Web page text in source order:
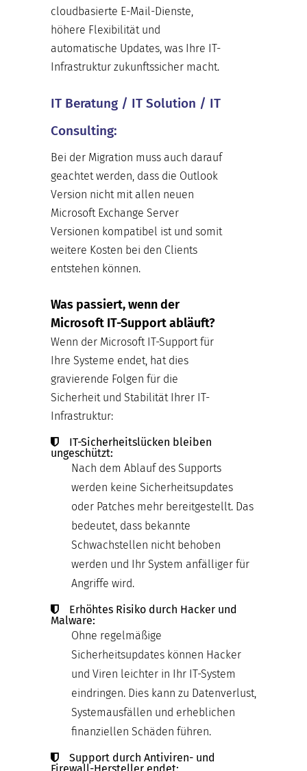
cloudbasierte E-Mail-Dienste,
höhere Flexibilität und
automatische Updates, was Ihre IT-
Infrastruktur zukunftssicher macht.
IT Beratung / IT Solution / IT
Consulting:
Bei der Migration muss auch darauf
geachtet werden, dass die Outlook
Version nicht mit allen neuen
Microsoft Exchange Server
Versionen kompatibel ist und somit
weitere Kosten bei den Clients
entstehen können.
Was passiert, wenn der
Microsoft IT-Support abläuft?
Wenn der Microsoft IT-Support für
Ihre Systeme endet, hat dies
gravierende Folgen für die
Sicherheit und Stabilität Ihrer IT-
Infrastruktur:
IT-Sicherheitslücken bleiben
ungeschützt:
Nach dem Ablauf des Supports
werden keine Sicherheitsupdates
oder Patches mehr bereitgestellt. Das
bedeutet, dass bekannte
Schwachstellen nicht behoben
werden und Ihr System anfälliger für
Angriffe wird.
Erhöhtes Risiko durch Hacker und
Malware:
Ohne regelmäßige
Sicherheitsupdates können Hacker
und Viren leichter in Ihr IT-System
eindringen. Dies kann zu Datenverlust,
Systemausfällen und erheblichen
finanziellen Schäden führen.
Support durch Antiviren- und